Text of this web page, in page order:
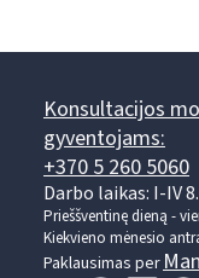
Konsultacijos
gyventojams:
+370 5 260 5060
Darbo laikas: I-IV
Prieššventinę dieną -
Kiekvieno mėnesio
Paklausimas per